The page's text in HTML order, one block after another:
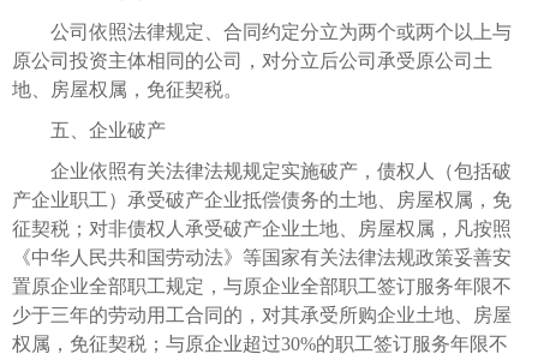
公司依照法律规定、合同约定分立为两个或两个以上与
原公司投资主体相同的公司，对分立后公司承受原公司土
地、房屋权属，免征契税。
五、企业破产
企业依照有关法律法规规定实施破产，债权人（包括破
产企业职工）承受破产企业抵偿债务的土地、房屋权属，免
征契税；对非债权人承受破产企业土地、房屋权属，凡按照
《中华人民共和国劳动法》等国家有关法律法规政策妥善安
置原企业全部职工规定，与原企业全部职工签订服务年限不
少于三年的劳动用工合同的，对其承受所购企业土地、房屋
权属，免征契税；与原企业超过30%的职工签订服务年限不